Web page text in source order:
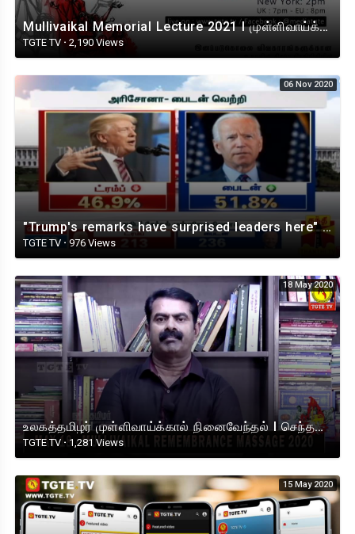
Mullivaikal Memorial Lecture 2021 I முள்ளிவாய்க்கால் நினைவுப்பேருரை 2021
TGTE TV · 2,190 Views
06 Nov 2020
"Trump's remarks have surprised leaders here" - Rudrakumaran,
TGTE TV · 976 Views
18 May 2020
உலகத்தமிழர் முள்ளிவாய்க்கால் நினைவேந்தல் I செந்தமிழன் சீமான் நினைவுரை
TGTE TV · 1,281 Views
15 May 2020